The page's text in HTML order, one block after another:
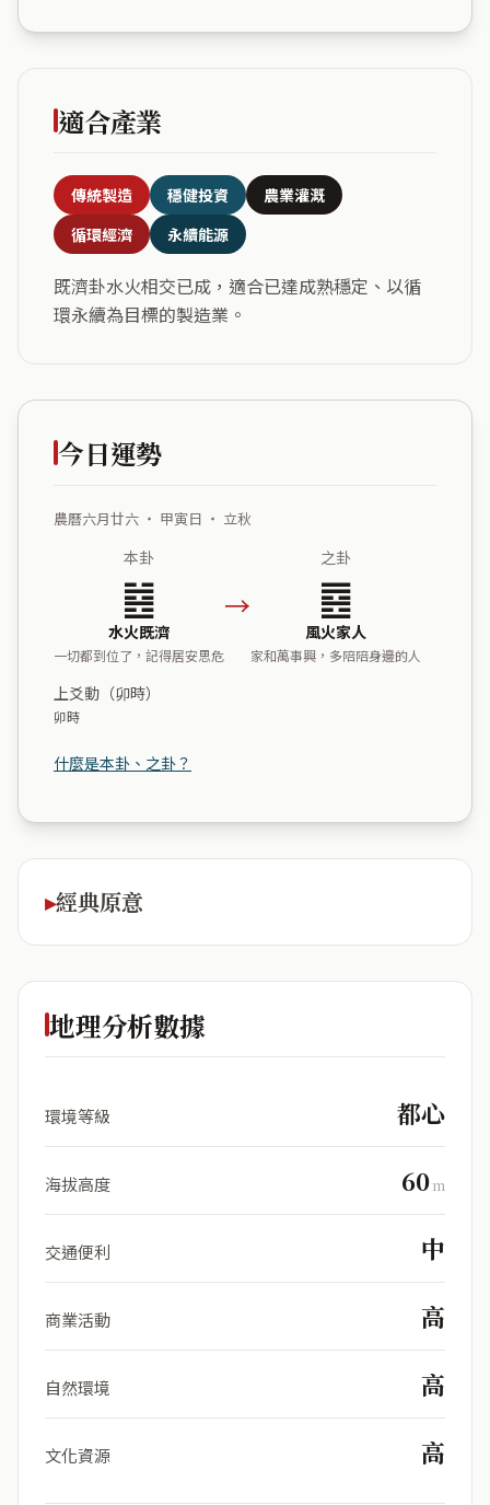
適合產業
傳統製造 穩健投資
農業灌溉
循環經濟
永續能源
既濟卦水火相交已成，適合已達成熟穩定、以循
環永續為目標的製造業。
今日運勢
農曆六月廿六 ・ 甲寅日 ・ 立秋
本卦
䷾
水火既濟
一切都到位了，記得居安思危
→
之卦
䷤
風火家人
家和萬事興，多陪陪身邊的人
上爻動（卯時）
卯時
什麼是本卦、之卦？
經典原意
地理分析數據
環境等級 都心
海拔高度 60m
交通便利 中
商業活動 高
自然環境 高
文化資源 高